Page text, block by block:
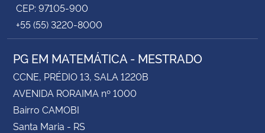
CEP: 97105-900
+55 (55) 3220-8000
PG EM MATEMÁTICA - MESTRADO
CCNE, PRÉDIO 13, SALA 1220B
AVENIDA RORAIMA nº 1000
Bairro CAMOBI
Santa Maria - RS